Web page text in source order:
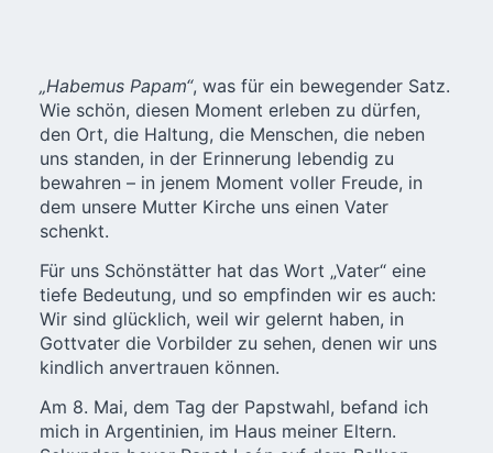
„Habemus Papam“, was für ein bewegender Satz.
Wie schön, diesen Moment erleben zu dürfen,
den Ort, die Haltung, die Menschen, die neben
uns standen, in der Erinnerung lebendig zu
bewahren – in jenem Moment voller Freude, in
dem unsere Mutter Kirche uns einen Vater
schenkt.
Für uns Schönstätter hat das Wort „Vater“ eine
tiefe Bedeutung, und so empfinden wir es auch:
Wir sind glücklich, weil wir gelernt haben, in
Gottvater die Vorbilder zu sehen, denen wir uns
kindlich anvertrauen können.
Am 8. Mai, dem Tag der Papstwahl, befand ich
mich in Argentinien, im Haus meiner Eltern.